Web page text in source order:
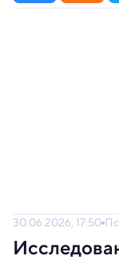
30.06.2026, 17:50